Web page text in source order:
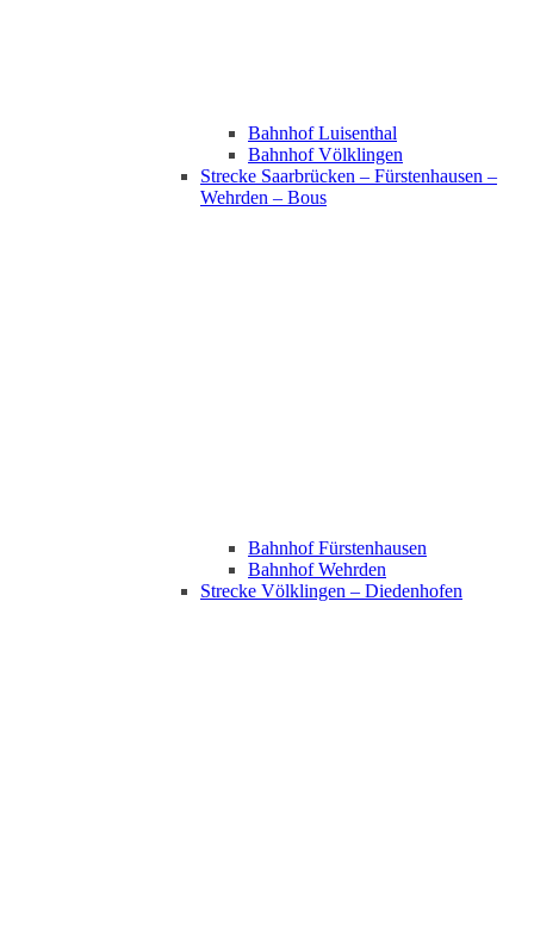
Bahnhof Luisenthal
Bahnhof Völklingen
Strecke Saarbrücken – Fürstenhausen –
Wehrden – Bous
Bahnhof Fürstenhausen
Bahnhof Wehrden
Strecke Völklingen – Diedenhofen